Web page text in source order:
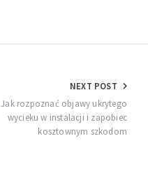
NEXT POST
Jak rozpoznać objawy ukrytego
wycieku w instalacji i zapobiec
kosztownym szkodom